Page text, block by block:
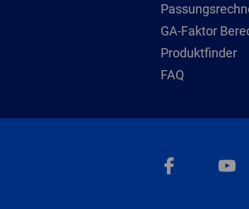
GA-Faktor
Produktfinder
FAQ